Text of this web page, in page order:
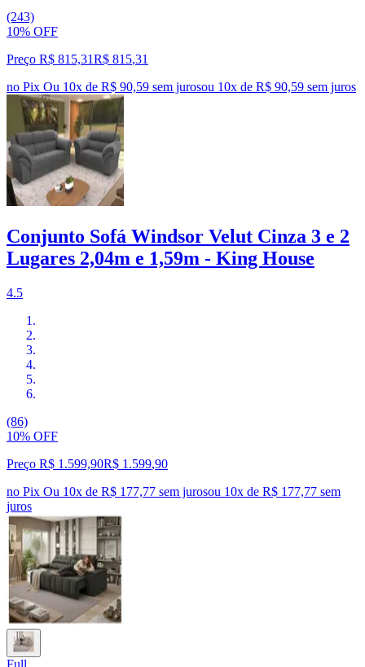
(243)
10% OFF
Preço R$ 815,31R$ 815,31
no Pix Ou 10x de R$ 90,59 sem jurosou 10x de R$ 90,59 sem juros
Conjunto Sofá Windsor Velut Cinza 3 e 2
Lugares 2,04m e 1,59m - King House
4.5
(86)
10% OFF
Preço R$ 1.599,90R$ 1.599,90
no Pix Ou 10x de R$ 177,77 sem jurosou 10x de R$ 177,77 sem
juros
Full